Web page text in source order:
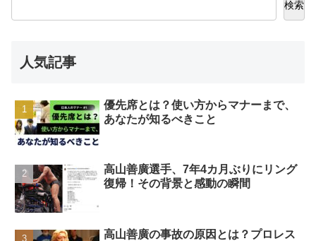
検索
人気記事
優先席とは？使い方からマナーまで、
あなたが知るべきこと
高山善廣選手、7年4カ月ぶりにリング
復帰！その背景と感動の瞬間
高山善廣の事故の原因とは？プロレス